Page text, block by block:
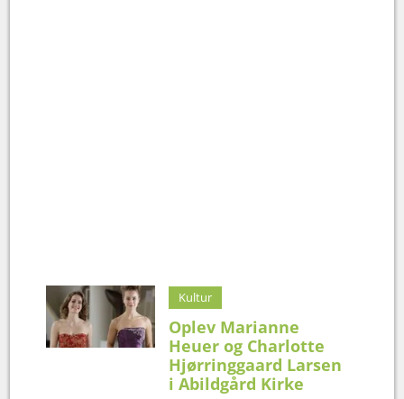
Kultur
Oplev Marianne
Heuer og Charlotte
Hjørringgaard Larsen
i Abildgård Kirke